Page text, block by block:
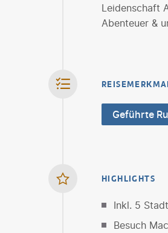
Leidenschaft
Abenteuer &
Geführte
HIGHLIGHTS
Inkl. 5
Besuch